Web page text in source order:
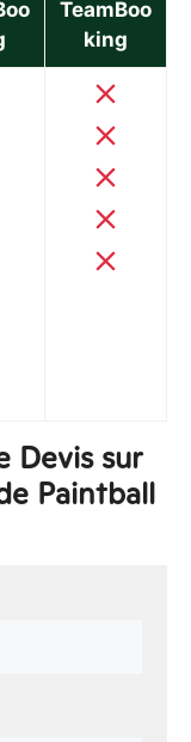
TeamBoo
king
Devis sur
Paintball